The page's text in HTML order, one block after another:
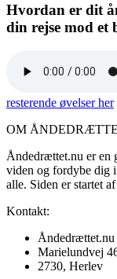
Hvordan er dit
din rejse mod et
resterende øvelser her
OM
Åndedrættet.nu er en
viden og fordybe dig
alle. Siden er startet
Kontakt:
Åndedrættet.nu
Marielundvej
2730, Herlev